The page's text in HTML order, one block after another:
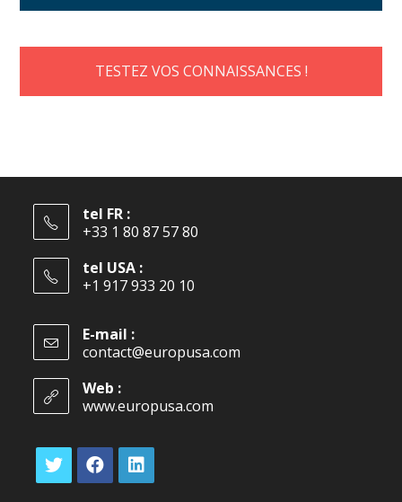
TESTEZ VOS CONNAISSANCES !
tel FR :
+33 1 80 87 57 80
tel USA :
+1 917 933 20 10
E-mail :
contact@europusa.com
Web :
www.europusa.com